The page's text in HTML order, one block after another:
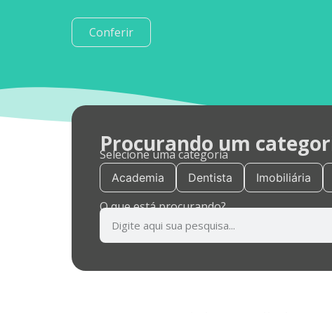
Conferir
Procurando um
Selecione uma categoria
Academia Dentista Imobiliária
O que está procurando?